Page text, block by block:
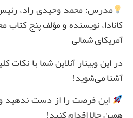
مدرس: محمد وحیدی راد، رئیس
کانادا، نویسنده و مؤلف پنج
آمریکای شمالی
در این وبینار آنلاین شما با
آشنا می‌شوید!
این فرصت را از دست ندهید و